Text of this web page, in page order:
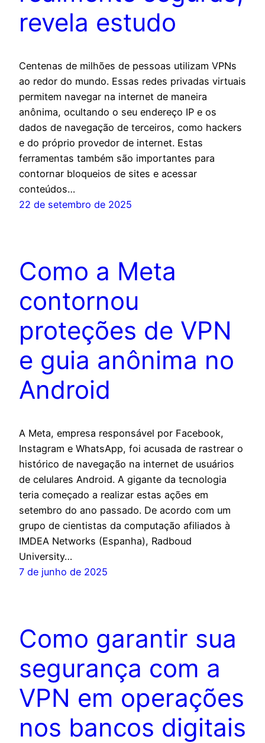
revela estudo
Centenas de milhões de pessoas utilizam VPNs
ao redor do mundo. Essas redes privadas virtuais
permitem navegar na internet de maneira
anônima, ocultando o seu endereço IP e os
dados de navegação de terceiros, como hackers
e do próprio provedor de internet. Estas
ferramentas também são importantes para
contornar bloqueios de sites e acessar
conteúdos…
22 de setembro de 2025
Como a Meta
contornou
proteções de VPN
e guia anônima no
Android
A Meta, empresa responsável por Facebook,
Instagram e WhatsApp, foi acusada de rastrear o
histórico de navegação na internet de usuários
de celulares Android. A gigante da tecnologia
teria começado a realizar estas ações em
setembro do ano passado. De acordo com um
grupo de cientistas da computação afiliados à
IMDEA Networks (Espanha), Radboud
University…
7 de junho de 2025
Como garantir sua
segurança com a
VPN em operações
nos bancos digitais